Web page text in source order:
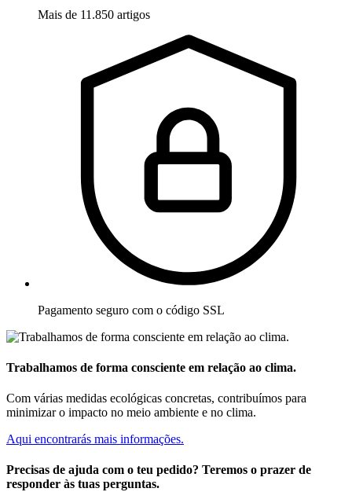
Mais de 11.850 artigos
Pagamento seguro com o código SSL
Trabalhamos de forma consciente em relação ao clima.
Com várias medidas ecológicas concretas, contribuímos para
minimizar o impacto no meio ambiente e no clima.
Aqui encontrarás mais informações.
Precisas de ajuda com o teu pedido? Teremos o prazer de
responder às tuas perguntas.